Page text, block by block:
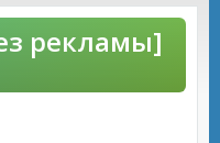
рекламы]